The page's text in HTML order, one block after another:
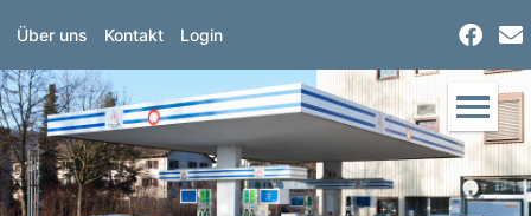
Über uns Kontakt Login